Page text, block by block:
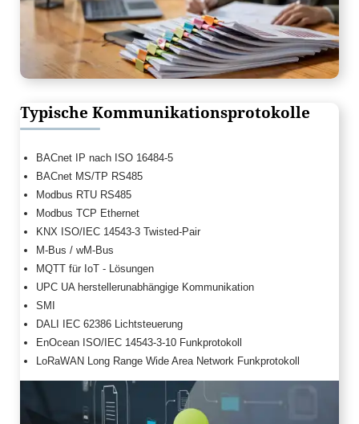
Typische Kommunikationsprotokolle
BACnet IP nach ISO 16484-5
BACnet MS/TP RS485
Modbus RTU RS485
Modbus TCP Ethernet
KNX ISO/IEC 14543-3 Twisted-Pair
M-Bus / wM-Bus
MQTT für IoT - Lösungen
UPC UA herstellerunabhängige Kommunikation
SMI
DALI IEC 62386 Lichtsteuerung
EnOcean ISO/IEC 14543-3-10 Funkprotokoll
LoRaWAN Long Range Wide Area Network Funkprotokoll